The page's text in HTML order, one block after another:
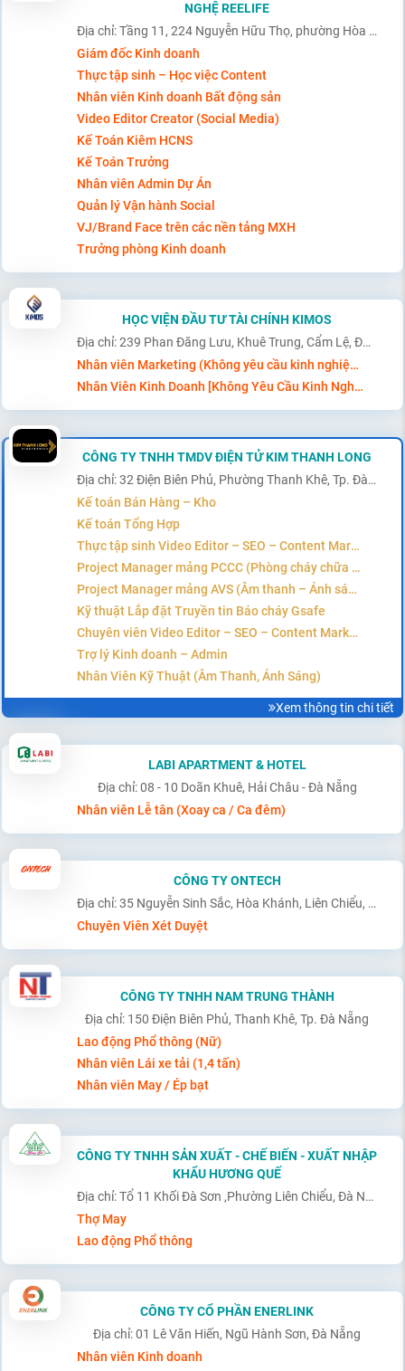
NGHỆ REELIFE
Địa chỉ: Tầng 11, 224 Nguyễn Hữu Thọ, phường Hòa Cường, Thành phố Đà Nẵng
Giám đốc Kinh doanh
Thực tập sinh – Học việc Content
Nhân viên Kinh doanh Bất động sản
Video Editor Creator (Social Media)
Kế Toán Kiêm HCNS
Kế Toán Trưởng
Nhân viên Admin Dự Án
Quản lý Vận hành Social
VJ/Brand Face trên các nền tảng MXH
Trưởng phòng Kinh doanh
HỌC VIỆN ĐẦU TƯ TÀI CHÍNH KIMOS
Địa chỉ: 239 Phan Đăng Lưu, Khuê Trung, Cẩm Lệ, Đà Nẵng
Nhân viên Marketing (Không yêu cầu kinh nghiệm)
Nhân Viên Kinh Doanh [Không Yêu Cầu Kinh Nghiệm]
CÔNG TY TNHH TMDV ĐIỆN TỬ KIM THANH LONG
Địa chỉ: 32 Điện Biên Phủ, Phường Thanh Khê, Tp. Đà Nẵng
Kế toán Bán Hàng – Kho
Kế toán Tổng Hợp
Thực tập sinh Video Editor – SEO – Content Marketing
Project Manager mảng PCCC (Phòng cháy chữa cháy)
Project Manager mảng AVS (Âm thanh – Ánh sáng – Hệ thống)
Kỹ thuật Lắp đặt Truyền tin Báo cháy Gsafe
Chuyên viên Video Editor – SEO – Content Marketing
Trợ lý Kinh doanh – Admin
Nhân Viên Kỹ Thuật (Âm Thanh, Ánh Sáng)
Xem thông tin chi tiết
LABI APARTMENT & HOTEL
Địa chỉ: 08 - 10 Doãn Khuê, Hải Châu - Đà Nẵng
Nhân viên Lễ tân (Xoay ca / Ca đêm)
CÔNG TY ONTECH
Địa chỉ: 35 Nguyễn Sinh Sắc, Hòa Khánh, Liên Chiểu, Đà Nẵng
Chuyên Viên Xét Duyệt
CÔNG TY TNHH NAM TRUNG THÀNH
Địa chỉ: 150 Điện Biên Phủ, Thanh Khê, Tp. Đà Nẵng
Lao động Phổ thông (Nữ)
Nhân viên Lái xe tải (1,4 tấn)
Nhân viên May / Ép bạt
CÔNG TY TNHH SẢN XUẤT - CHẾ BIẾN - XUẤT NHẬP
KHẨU HƯƠNG QUẾ
Địa chỉ: Tổ 11 Khối Đà Sơn ,Phường Liên Chiểu, Đà Nẵng
Thợ May
Lao động Phổ thông
CÔNG TY CỔ PHẦN ENERLINK
Địa chỉ: 01 Lê Văn Hiến, Ngũ Hành Sơn, Đà Nẵng
Nhân viên Kinh doanh